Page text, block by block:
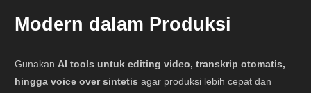
Modern dalam Produksi
GunakanAI tools untuk editing video, transkrip otomatis,
hingga voice over sintetis agar produksi lebih cepat dan